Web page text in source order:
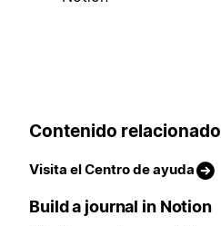
Contenido relacionado
Visita el Centro de ayuda
Build a journal in Notion